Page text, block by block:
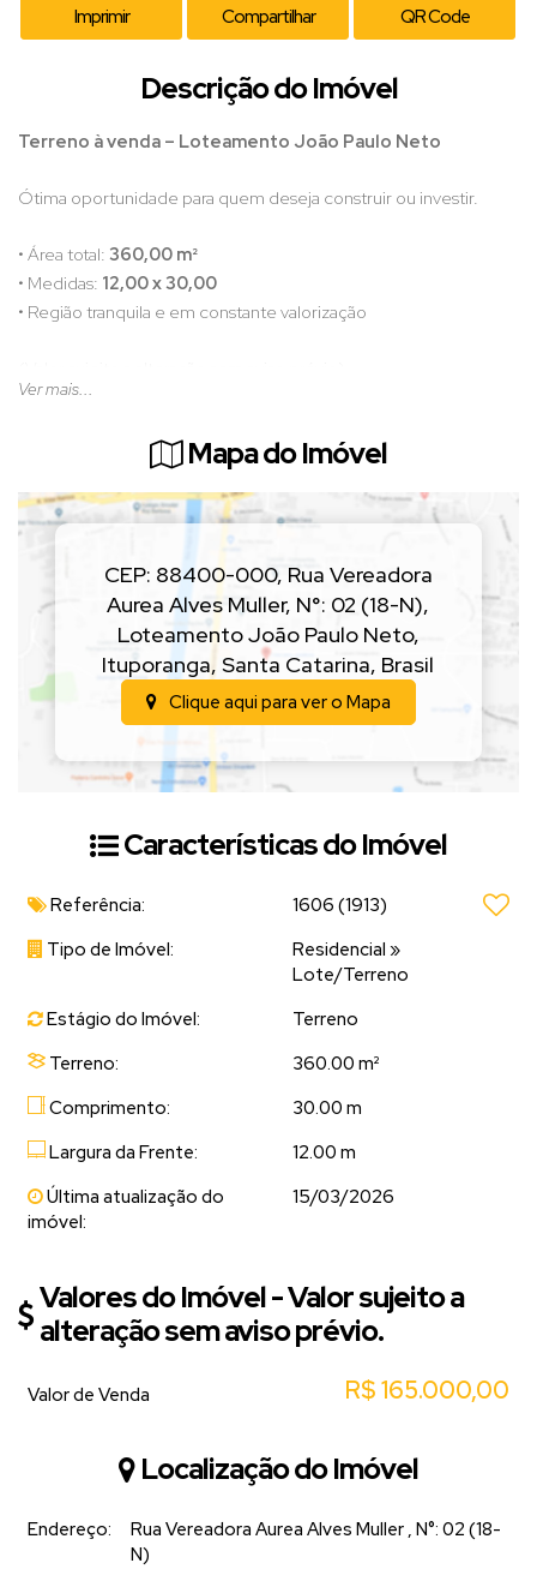
Imprimir Compartilhar QR Code
Descrição do Imóvel
Terreno à venda – Loteamento João Paulo Neto
Ótima oportunidade para quem deseja construir ou investir.
• Área total: 360,00 m²
• Medidas: 12,00 x 30,00
• Região tranquila e em constante valorização
Ver mais...
Mapa do Imóvel
CEP: 88400-000, Rua Vereadora
Aurea Alves Muller, N°: 02 (18-N),
Loteamento João Paulo Neto,
Ituporanga,Santa Catarina, Brasil
Clique aqui para ver o Mapa
Características do Imóvel
Referência: 1606 (1913)
Tipo de Imóvel:
Residencial »
Lote/Terreno
Estágio do Imóvel:
Terreno
Terreno:
360.00 m²
Comprimento:
30.00 m
Largura da Frente:
12.00 m
Última atualização do
imóvel:
15/03/2026
Valores do Imóvel - Valor sujeito a
alteração sem aviso prévio.
R$165.000,00
Valor de Venda
Localização do Imóvel
Endereço: Rua Vereadora Aurea Alves Muller , N°: 02 (18-
N)